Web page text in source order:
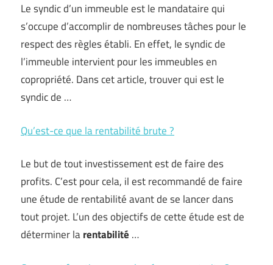
Le syndic d’un immeuble est le mandataire qui
s’occupe d’accomplir de nombreuses tâches pour le
respect des règles établi. En effet, le syndic de
l’immeuble intervient pour les immeubles en
copropriété. Dans cet article, trouver qui est le
syndic de …
Qu’est-ce que la rentabilité brute ?
Le but de tout investissement est de faire des
profits. C’est pour cela, il est recommandé de faire
une étude de rentabilité avant de se lancer dans
tout projet. L’un des objectifs de cette étude est de
déterminer larentabilité …